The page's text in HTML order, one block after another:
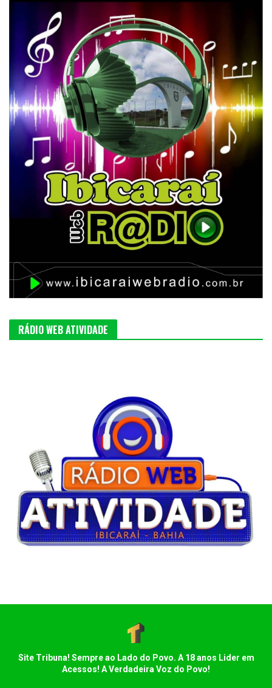
RÁDIO WEB ATIVIDADE
Site Tribuna! Sempre ao Lado do Povo. A 18 anos Lider em
Acessos! A Verdadeira Voz do Povo!